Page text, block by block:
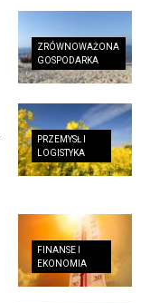
ZRÓWNOWAŻONA
GOSPODARKA
PRZEMYSŁ I
LOGISTYKA
FINANSE I
EKONOMIA